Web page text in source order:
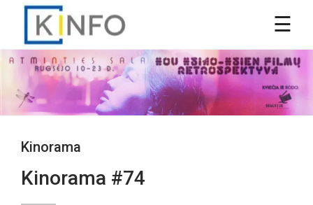
Kinorama
Kinorama #74